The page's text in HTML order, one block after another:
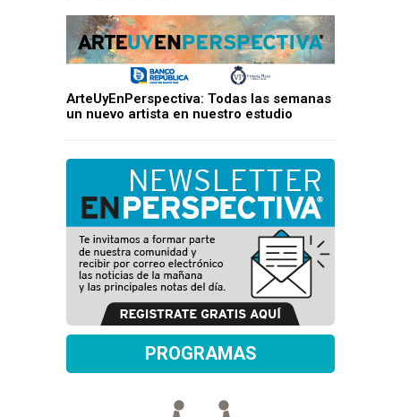
ArteUyEnPerspectiva: Todas las semanas
un nuevo artista en nuestro estudio
PROGRAMAS